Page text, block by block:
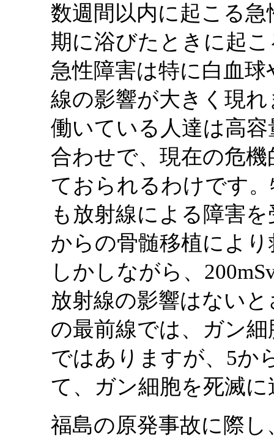
数週間以内に起こる
期に浴びたときに起
急性障害は特に白血
線の影響が大きく現
働いている人達は高
合わせで、現在の危
ておられるわけです
も放射線による障害
からの骨髄移植によ
しかしながら、
放射線の影響はない
の最前線では、ガン
ではありますが、5か
て、ガン細胞を死滅
福島の原発事故に際